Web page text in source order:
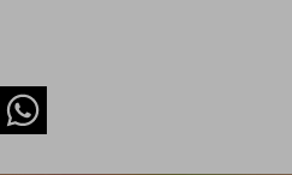
Whatsapp